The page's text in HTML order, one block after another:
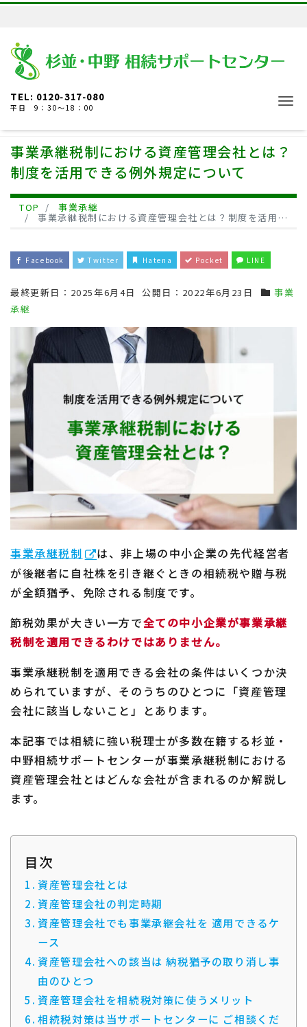
TEL: 0120-317-080
平日 9：30～18：00
事業承継税制における資産管理会社とは？
制度を活用できる例外規定について
TOP 事業承継
事業承継税制における資産管理会社とは？制度を活用できる例外規定について
Facebook Twitter Hatena Pocket LINE
最終更新日： 2025年6月4日 公開日： 2022年6月23日
事業
承継
事業承継税制
は、非上場の中小企業の先代経営者
が後継者に自社株を引き継ぐときの相続税や贈与税
が全額猶予、免除される制度です。
節税効果が大きい一方で全ての中小企業が事業承継
税制を適用できるわけではありません。
事業承継税制を適用できる会社の条件はいくつか決
められていますが、そのうちのひとつに「資産管理
会社に該当しないこと」とあります。
本記事では相続に強い税理士が多数在籍する杉並・
中野相続サポートセンターが事業承継税制における
資産管理会社とはどんな会社が含まれるのか解説し
ます。
目次
資産管理会社とは
資産管理会社の判定時期
資産管理会社でも事業承継会社を 適用できるケ
ース
資産管理会社への該当は 納税猶予の取り消し事
由のひとつ
資産管理会社を相続税対策に使うメリット
相続税対策は当サポートセンターに ご相談くだ